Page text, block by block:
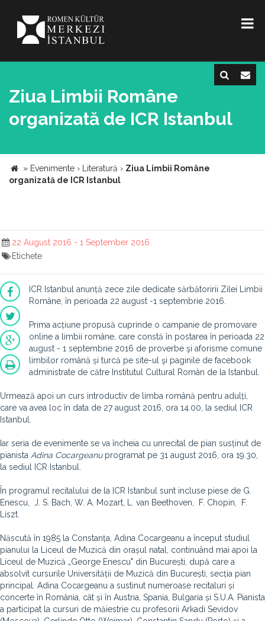
Ziua Limbii Române
organizată de ICR Istanbul
» Evenimente › Literatură › Ziua Limbii Române
organizată de ICR Istanbul
22 August 2016 - 1 September 2016
Etichete
ICR Istanbul anunță zece zile dedicate sărbătoririi Zilei Limbii
Române, în perioada 22 august -1 septembrie 2016.
Prima acțiune propusă cuprinde o campanie de promovare
online a limbii române, care constă în postarea în perioada 22
august - 1 septembrie 2016 de proverbe şi aforisme comune
limbilor română și turcă pe site-ul şi paginile de facebook
administrate de către Institutul Cultural Român de la Istanbul.
Urmează apoi un curs introductiv de limba română pentru adulți,
care va avea loc în data de 27 august 2016, ora 14.00, la sediul ICR
Istanbul.
Iar seria de evenimente se va încheia cu unrecital de pian susținut de
pianista Adina Cocargeanuprogramat pe 31 august 2016, ora 19.30,
la sediul ICR Istanbul.
În programul recitalului de la ICR Istanbul sunt incluse piese de G.
Enescu, J. S. Bach, W. A. Mozart, L. van Beethoven, F. Chopin, F.
Liszt.
Născută în 1985 la Constanța, Adina Cocargeanu a început studiul
pianului la Liceul de Muzică din orașul natal, continuând mai apoi la
Liceul de Muzică „George Enescu" din București, după care a
absolvit cursurile Universității de Muzică din București, secția pian
principal. Adina Cocargeanu a sustinut numeroase recitaluri și
concerte în România, cât și în Austria, Spania, Bulgaria și S.U.A. Pianista
a participat la cursuri de măiestrie cu profesorii Arkadi Sevidov